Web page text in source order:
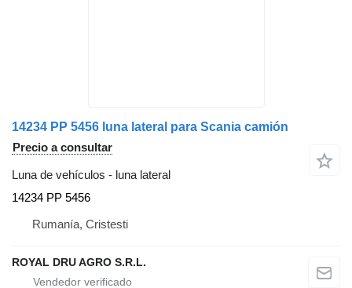
14234 PP 5456 luna lateral para Scania camión
Precio a consultar
Luna de vehículos - luna lateral
14234 PP 5456
Rumanía, Cristesti
ROYAL DRU AGRO S.R.L.